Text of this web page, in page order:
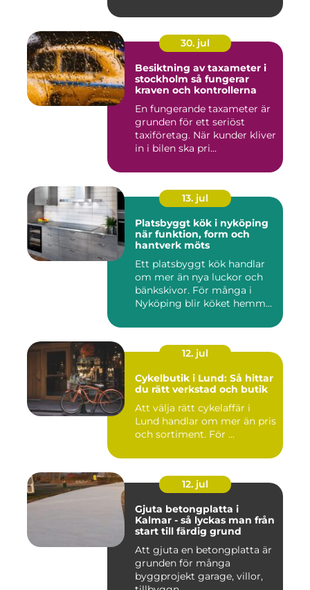
30. jul
Besiktning av taxameter i
stockholm så fungerar
kraven och kontrollerna
En fungerande taxameter är
grunden för ett seriöst
taxiföretag. När kunder kliver
in i bilen ska pri...
13. jul
Platsbyggt kök i nyköping
när funktion, form och
hantverk möts
Ett platsbyggt kök handlar
om mer än nya luckor och
bänkskivor. För många i
Nyköping blir köket hemm...
12. jul
Cykelbutik i Lund: Så hittar
du rätt verkstad och butik
Att välja rätt cykelaffär i
Lund handlar om mer än pris
och sortiment. För ...
12. jul
Gjuta betongplatta i
Kalmar - så lyckas man från
start till färdig grund
Att gjuta en betongplatta är
grunden för många
byggprojekt garage, villor,